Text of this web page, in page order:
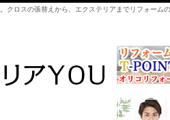
クロスの張替えから、エクステリアまでリフォーム